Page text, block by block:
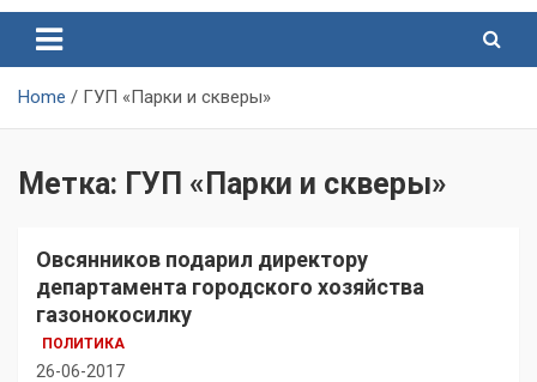
Севастополя
Севастополя
Home ГУП «Парки и скверы»
Метка: ГУП «Парки и скверы»
Овсянников подарил директору
департамента городского хозяйства
газонокосилку
ПОЛИТИКА
26-06-2017